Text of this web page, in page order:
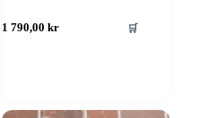
1 790,00kr 🛒